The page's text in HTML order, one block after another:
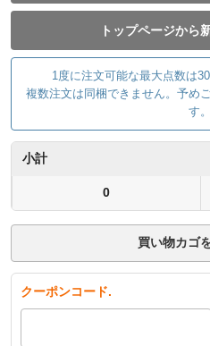
トップページから
1度に注文可能な最大点数は
複数注文は同梱できません。予め
す。
小計
0
買い物カゴ
クーポンコード.